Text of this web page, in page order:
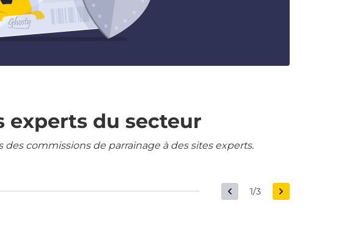
experts du secteur
des commissions de parrainage à des sites experts.
1/3